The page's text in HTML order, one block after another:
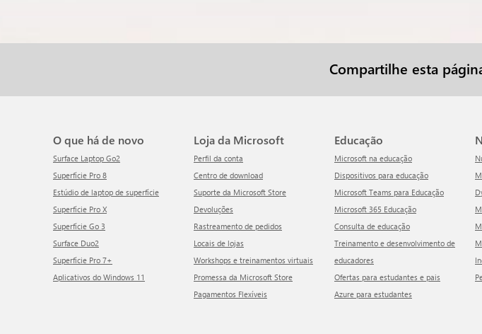
Compartilhe esta
O que há de novo
Surface Laptop Go2
Superfície Pro 8
Estúdio de laptop de superfície
Superfície Pro X
Superfície Go 3
Surface Duo2
Superfície Pro 7+
Aplicativos do Windows 11
Loja da Microsoft
Perfil da conta
Centro de download
Suporte da Microsoft Store
Devoluções
Rastreamento de pedidos
Locais de lojas
Workshops e treinamentos virtuais
Promessa da Microsoft Store
Pagamentos Flexíveis
Educação
Microsoft na educação
Dispositivos para educação
Microsoft Teams para Educação
Microsoft 365 Educação
Consulta de educação
Treinamento e desenvolvimento de
educadores
Ofertas para estudantes e pais
Azure para estudantes